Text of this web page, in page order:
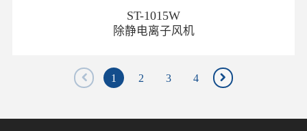
ST-1015W
除静电离子风机
1 2 3 4